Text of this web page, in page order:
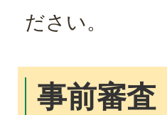
ださい。
事前審査